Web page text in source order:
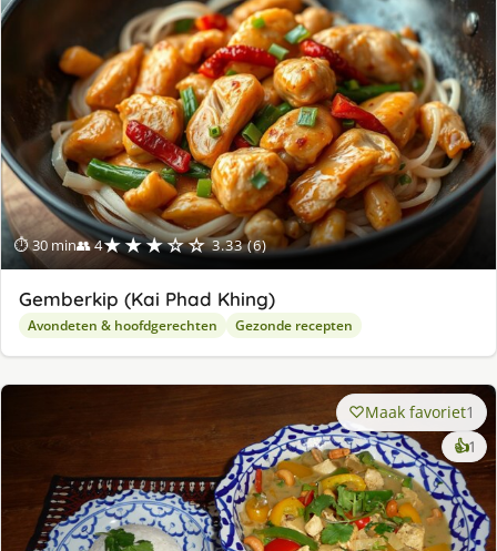
⏱ 30 min👥 4★★★☆☆ 3.33 (6)
Gemberkip (Kai Phad Khing)
Avondeten & hoofdgerechten Gezonde recepten
Maak favoriet1
👍1